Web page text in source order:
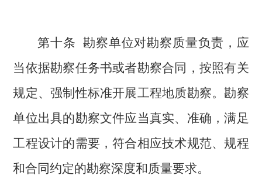
第十条 勘察单位对勘察质量负责， 应
当依据勘察任务书或者勘察合同，按照有关
规定、强制性标准开展工程地质勘察。勘察
单位出具的勘察文件应当真实、准确，满足
工程设计的需要，符合相应技术规范、规程
和合同约定的勘察深度和质量要求。